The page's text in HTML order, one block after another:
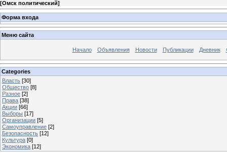
[Омск политический]
Форма входа
Меню сайта
Начало Объявления Новости Публикации Дневник
Categories
Власть [30]
Общество [8]
Разное [2]
Права [38]
Акции [66]
Выборы [17]
Организации [5]
Самоуправление [2]
Безопасность [12]
Культура [0]
Экономика [12]